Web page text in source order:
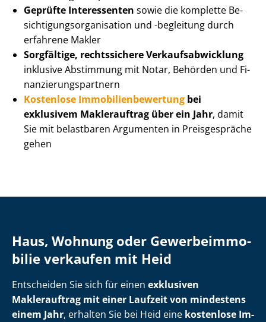
Geprüfte Interessenten sowie die komplette Be­
sich­ti­gungs­or­ga­ni­sa­ti­on und -begleitung durch
erfahrene Makler
Sorgfältige, rechtssichere Ver­kaufs­ab­wick­lung
inklusive Abstimmung mit Notar, Behörden und Fi­
nan­zie­rungs­part­nern
Kostenlose Im­mo­bi­li­en­be­wer­tung bei
exklusivem Maklerauftrag über ein Jahr, damit
Sie mit belastbaren Argumenten in Preisgespräche
gehen
Haus, Wohnung oder Ge­wer­be­im­mo­
bi­lie verkaufen mit Heid
Entscheiden Sie sich für einen exklusiven
Maklerauftrag mit einer Laufzeit von mindestens
einem Jahr, erhalten Sie bei Heid eine kostenlose Im­